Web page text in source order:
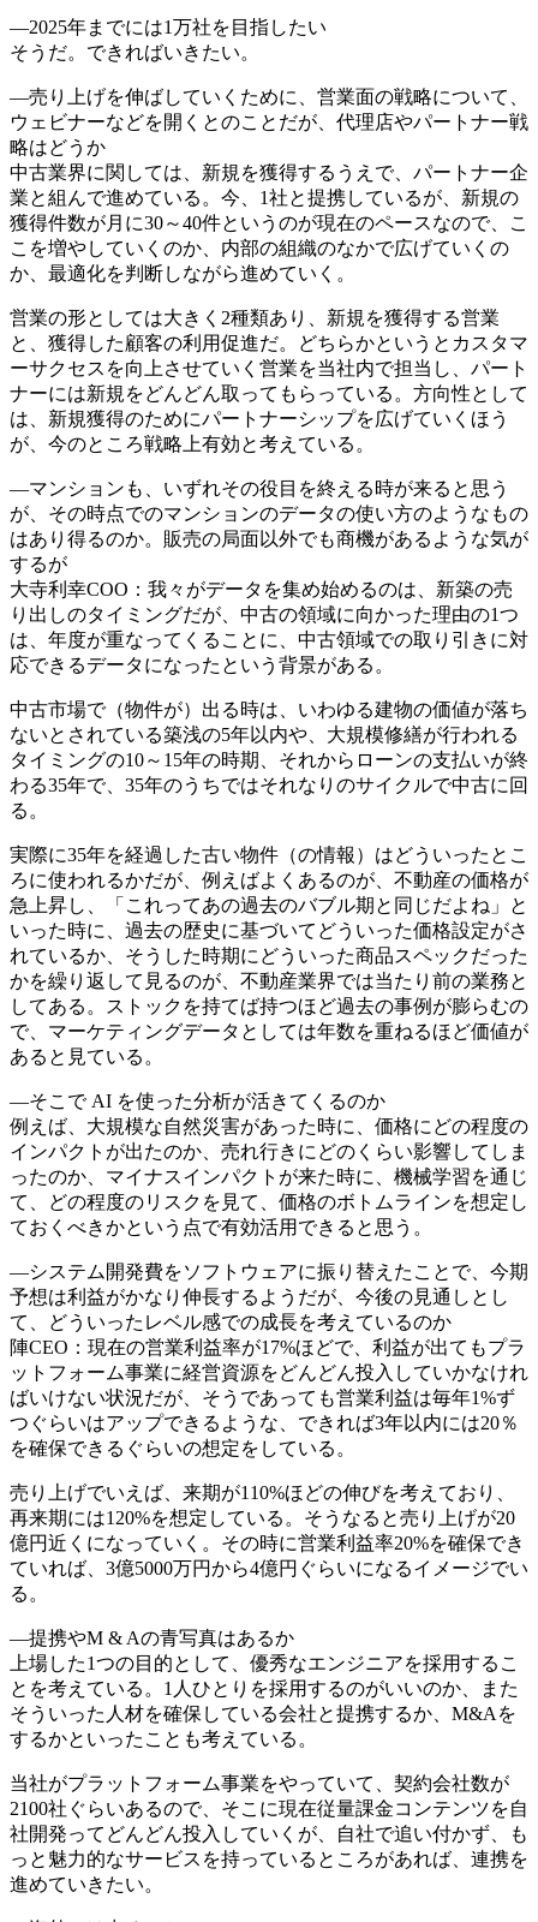
―2025年までには1万社を目指したい
そうだ。できればいきたい。
―売り上げを伸ばしていくために、営業面の戦略について、
ウェビナーなどを開くとのことだが、代理店やパートナー戦
略はどうか
中古業界に関しては、新規を獲得するうえで、パートナー企
業と組んで進めている。今、1社と提携しているが、新規の
獲得件数が月に30～40件というのが現在のペースなので、こ
こを増やしていくのか、内部の組織のなかで広げていくの
か、最適化を判断しながら進めていく。
営業の形としては大きく2種類あり、新規を獲得する営業
と、獲得した顧客の利用促進だ。どちらかというとカスタマ
ーサクセスを向上させていく営業を当社内で担当し、パート
ナーには新規をどんどん取ってもらっている。方向性として
は、新規獲得のためにパートナーシップを広げていくほう
が、今のところ戦略上有効と考えている。
―マンションも、いずれその役目を終える時が来ると思う
が、その時点でのマンションのデータの使い方のようなもの
はあり得るのか。販売の局面以外でも商機があるような気が
するが
大寺利幸COO：我々がデータを集め始めるのは、新築の売
り出しのタイミングだが、中古の領域に向かった理由の1つ
は、年度が重なってくることに、中古領域での取り引きに対
応できるデータになったという背景がある。
中古市場で（物件が）出る時は、いわゆる建物の価値が落ち
ないとされている築浅の5年以内や、大規模修繕が行われる
タイミングの10～15年の時期、それからローンの支払いが終
わる35年で、35年のうちではそれなりのサイクルで中古に回
る。
実際に35年を経過した古い物件（の情報）はどういったとこ
ろに使われるかだが、例えばよくあるのが、不動産の価格が
急上昇し、「これってあの過去のバブル期と同じだよね」と
いった時に、過去の歴史に基づいてどういった価格設定がさ
れているか、そうした時期にどういった商品スペックだった
かを繰り返して見るのが、不動産業界では当たり前の業務と
してある。ストックを持てば持つほど過去の事例が膨らむの
で、マーケティングデータとしては年数を重ねるほど価値が
あると見ている。
―そこで AI を使った分析が活きてくるのか
例えば、大規模な自然災害があった時に、価格にどの程度の
インパクトが出たのか、売れ行きにどのくらい影響してしま
ったのか、マイナスインパクトが来た時に、機械学習を通じ
て、どの程度のリスクを見て、価格のボトムラインを想定し
ておくべきかという点で有効活用できると思う。
―システム開発費をソフトウェアに振り替えたことで、今期
予想は利益がかなり伸長するようだが、今後の見通しとし
て、どういったレベル感での成長を考えているのか
陣CEO：現在の営業利益率が17%ほどで、利益が出てもプラ
ットフォーム事業に経営資源をどんどん投入していかなけれ
ばいけない状況だが、そうであっても営業利益は毎年1%ず
つぐらいはアップできるような、できれば3年以内には20％
を確保できるぐらいの想定をしている。
売り上げでいえば、来期が110%ほどの伸びを考えており、
再来期には120%を想定している。そうなると売り上げが20
億円近くになっていく。その時に営業利益率20%を確保でき
ていれば、3億5000万円から4億円ぐらいになるイメージでい
る。
―提携やM & Aの青写真はあるか
上場した1つの目的として、優秀なエンジニアを採用するこ
とを考えている。1人ひとりを採用するのがいいのか、また
そういった人材を確保している会社と提携するか、M&Aを
するかといったことも考えている。
当社がプラットフォーム事業をやっていて、契約会社数が
2100社ぐらいあるので、そこに現在従量課金コンテンツを自
社開発ってどんどん投入していくが、自社で追い付かず、も
っと魅力的なサービスを持っているところがあれば、連携を
進めていきたい。